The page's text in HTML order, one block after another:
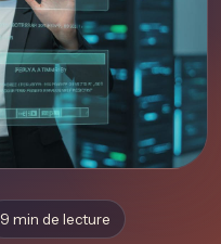
9 min de lecture